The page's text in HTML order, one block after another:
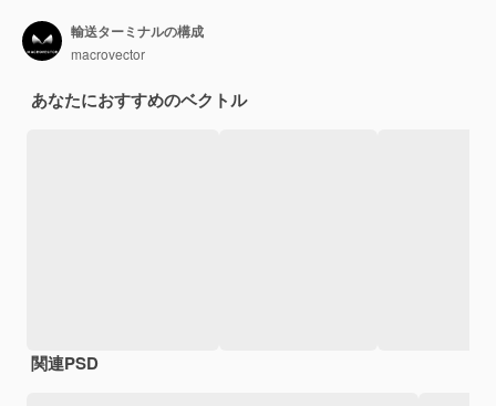
輸送ターミナルの構成
macrovector
あなたにおすすめのベクトル
関連PSD